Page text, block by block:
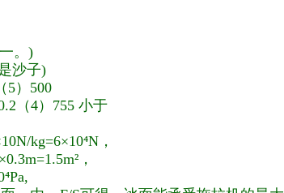
。)
沙子)
5）500
（4）755 小于
kg=6×10⁴N，
，